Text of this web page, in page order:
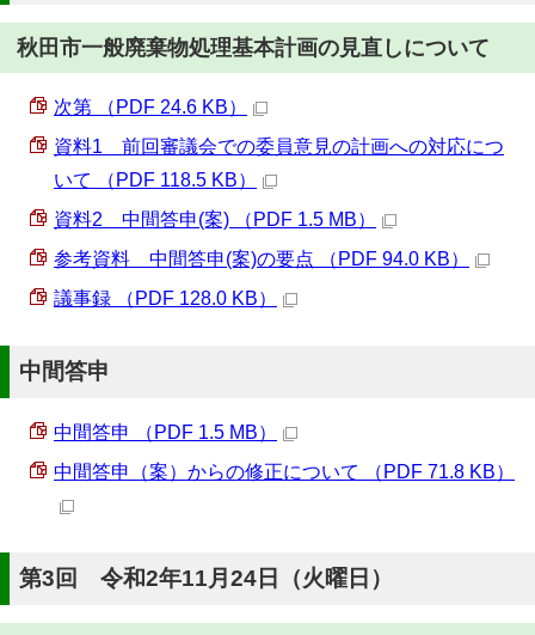
秋田市一般廃棄物処理基本計画の見直しについて
次第 （PDF 24.6 KB）
資料1 前回審議会での委員意見の計画への対応につ
いて （PDF 118.5 KB）
資料2 中間答申(案) （PDF 1.5 MB）
参考資料 中間答申(案)の要点 （PDF 94.0 KB）
議事録 （PDF 128.0 KB）
中間答申
中間答申 （PDF 1.5 MB）
中間答申（案）からの修正について （PDF 71.8 KB）
第3回 令和2年11月24日（火曜日）